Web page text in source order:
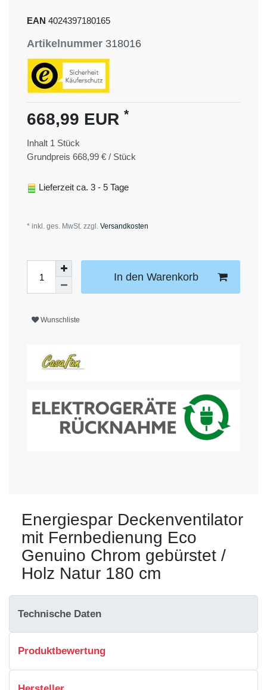
EAN 4024397180165
Artikelnummer 318016
668,99 EUR *
Inhalt 1 Stück
Grundpreis 668,99 € / Stück
Lieferzeit ca. 3 - 5 Tage
* inkl. ges. MwSt. zzgl. Versandkosten
In den Warenkorb
Wunschliste
Energiespar Deckenventilator
mit Fernbedienung Eco
Genuino Chrom gebürstet /
Holz Natur 180 cm
Technische Daten
Produktbewertung